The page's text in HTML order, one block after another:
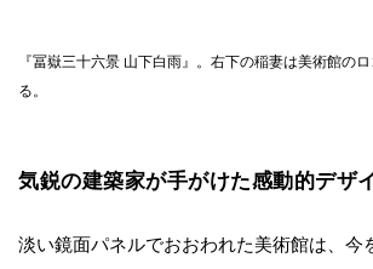
『冨嶽三十六景 山下白雨』。右下の稲妻は美術館の
る。
気鋭の建築家が手がけた感動的デザ
淡い鏡面パネルでおおわれた美術館は、今